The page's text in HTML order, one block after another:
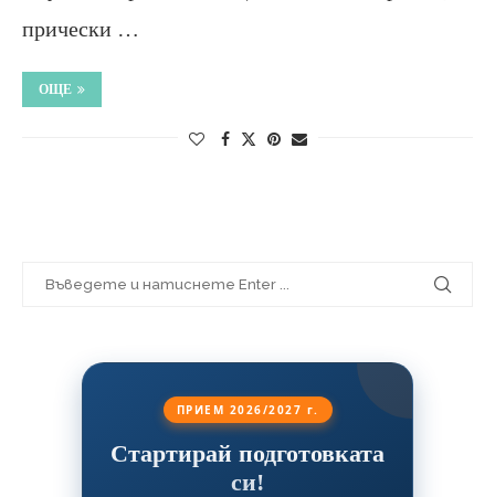
прически …
ОЩЕ
ПРИЕМ 2026/2027 г.
Стартирай подготовката
си!